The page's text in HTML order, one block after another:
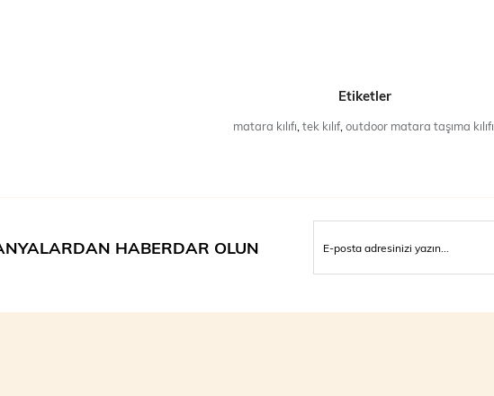
Etiketler
matara kılıfı tek kılıf, outdoor matara taşıma kılıfı
HABERDAR OLUN